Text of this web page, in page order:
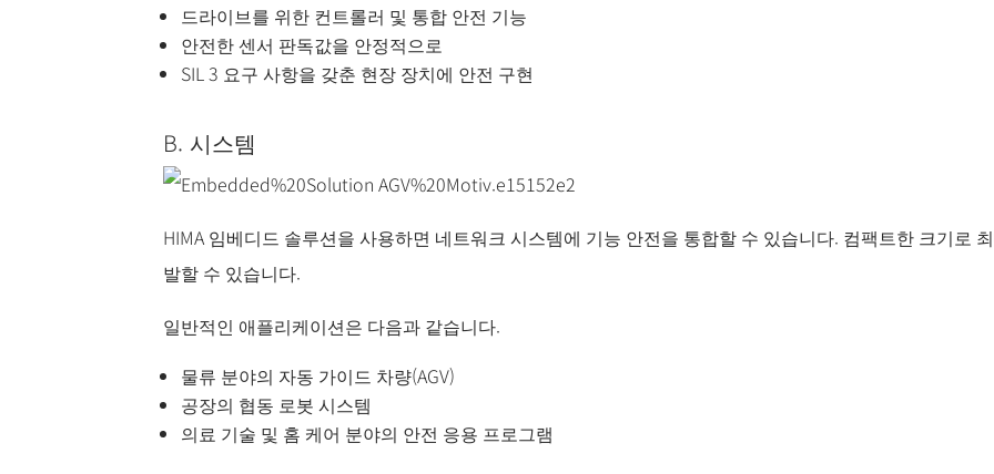
드라이브를 위한 컨트롤러 및 통합 안전 기능
안전한 센서 판독값을 안정적으로
SIL 3 요구 사항을 갖춘 현장 장치에 안전 구현
B. 시스템
HIMA 임베디드 솔루션을 사용하면 네트워크 시스템에 기능 안전을 통합할 수 있습니다. 컴팩트한 크기로
발할 수 있습니다.
일반적인 애플리케이션은 다음과 같습니다.
물류 분야의 자동 가이드 차량(AGV)
공장의 협동 로봇 시스템
의료 기술 및 홈 케어 분야의 안전 응용 프로그램